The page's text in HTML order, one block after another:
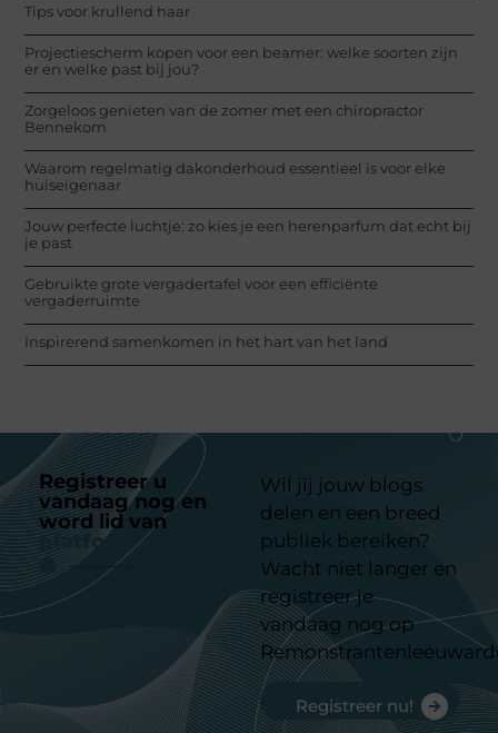
Tips voor krullend haar
Projectiescherm kopen voor een beamer: welke soorten zijn
er en welke past bij jou?
Zorgeloos genieten van de zomer met een chiropractor
Bennekom
Waarom regelmatig dakonderhoud essentieel is voor elke
huiseigenaar
Jouw perfecte luchtje: zo kies je een herenparfum dat echt bij
je past
Gebruikte grote vergadertafel voor een efficiënte
vergaderruimte
Inspirerend samenkomen in het hart van het land
Registreer u
vandaag nog en
word lid van
platform
Wil jij jouw blogs
delen en een breed
publiek bereiken?
Wacht niet langer en
registreer je
vandaag nog op
Registreer nu!